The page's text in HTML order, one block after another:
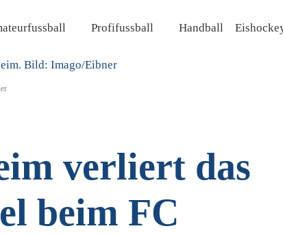
Profifussball Handball
verliert das
beim FC